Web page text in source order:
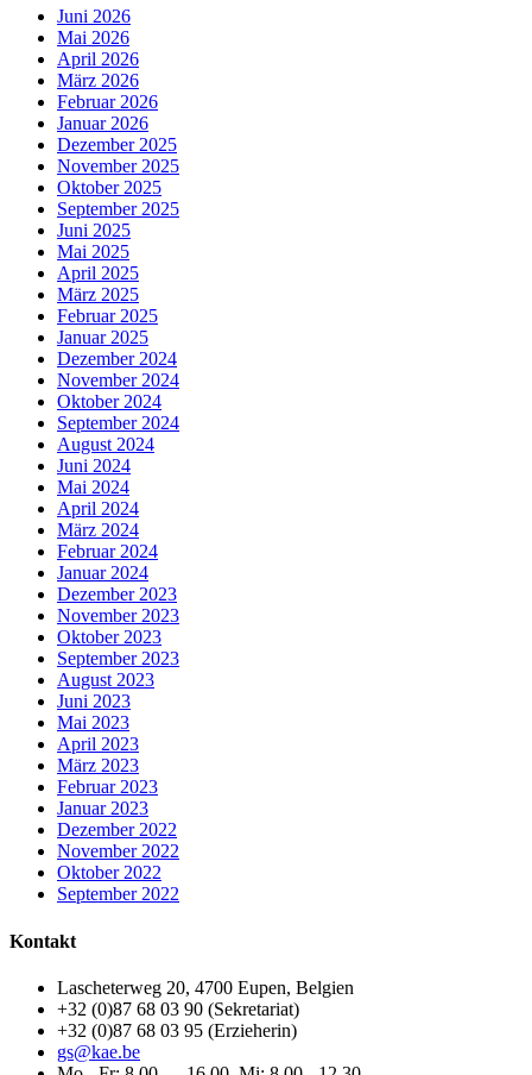
Juni 2026
Mai 2026
April 2026
März 2026
Februar 2026
Januar 2026
Dezember 2025
November 2025
Oktober 2025
September 2025
Juni 2025
Mai 2025
April 2025
März 2025
Februar 2025
Januar 2025
Dezember 2024
November 2024
Oktober 2024
September 2024
August 2024
Juni 2024
Mai 2024
April 2024
März 2024
Februar 2024
Januar 2024
Dezember 2023
November 2023
Oktober 2023
September 2023
August 2023
Juni 2023
Mai 2023
April 2023
März 2023
Februar 2023
Januar 2023
Dezember 2022
November 2022
Oktober 2022
September 2022
Kontakt
Lascheterweg 20, 4700 Eupen, Belgien
+32 (0)87 68 03 90 (Sekretariat)
+32 (0)87 68 03 95 (Erzieherin)
gs@kae.be